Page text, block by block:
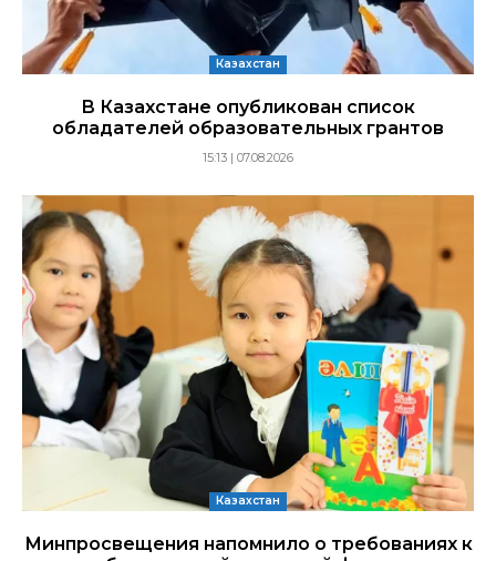
Казахстан
В Казахстане опубликован список
обладателей образовательных грантов
15:13 | 07.08.2026
Казахстан
Минпросвещения напомнило о требованиях к